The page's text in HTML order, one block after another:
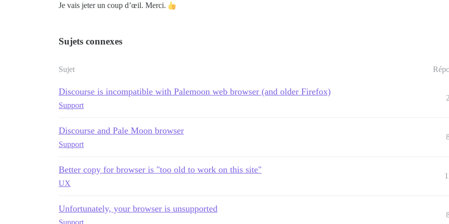
Je vais jeter un coup d’œil. Merci.
Sujets connexes
Sujet
Discourse is incompatible with Palemoon web browser (and older Firefox)
Support
Discourse and Pale Moon browser
Support
Better copy for browser is "too old to work on this site"
UX
Unfortunately, your browser is unsupported
Support